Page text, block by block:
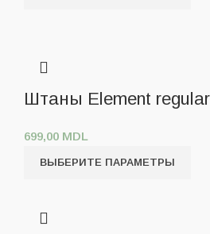
Штаны Element
699,00 MDL
ВЫБЕРИТЕ ПАРАМЕТРЫ